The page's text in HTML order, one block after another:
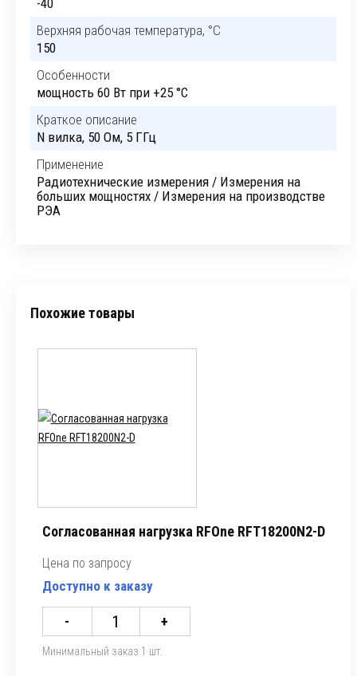
-40
Верхняя рабочая температура, °C
150
Особенности
мощность 60 Вт при +25 °C
Краткое описание
N вилка, 50 Ом, 5 ГГц
Применение
Радиотехнические измерения / Измерения на
больших мощностях / Измерения на производстве
РЭА
Похожие товары
Согласованная нагрузка RFOne RFT18200N2-D
Цена по запросу
Доступно к заказу
- +
Минимальный заказ 1 шт.